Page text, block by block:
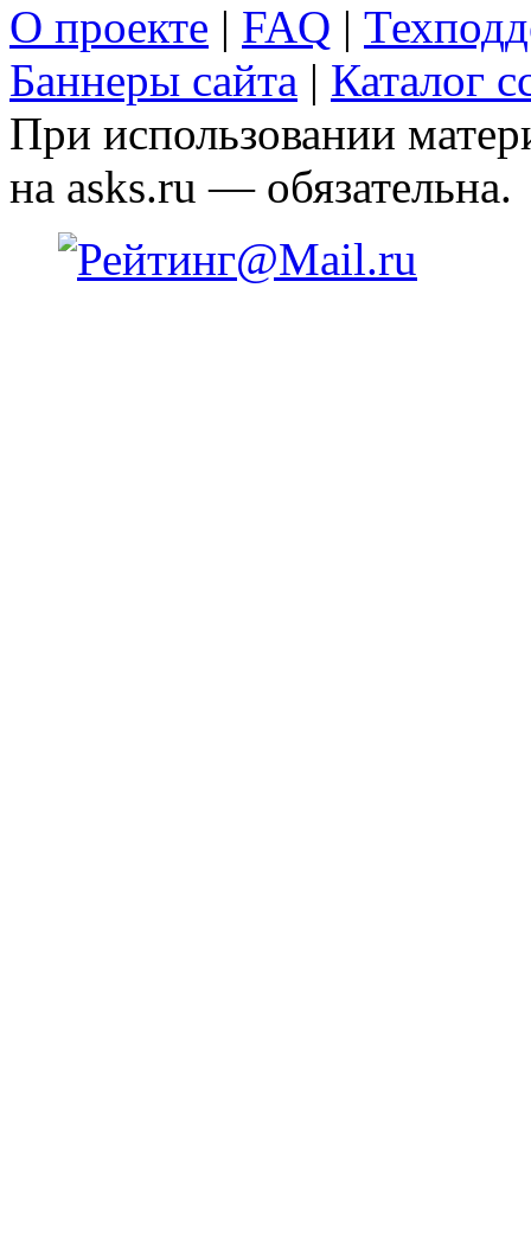
О проекте | FAQ |
Баннеры сайта | Каталог
При использовании
на asks.ru — обязательна.